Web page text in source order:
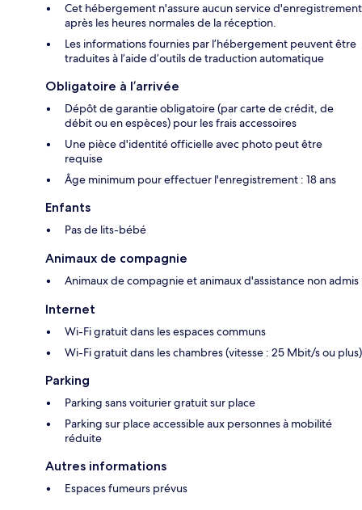
Cet hébergement n'assure aucun service d'enregistrement
après les heures normales de la réception.
Les informations fournies par l’hébergement peuvent être
traduites à l’aide d’outils de traduction automatique
Obligatoire à l’arrivée
Dépôt de garantie obligatoire (par carte de crédit, de
débit ou en espèces) pour les frais accessoires
Une pièce d'identité officielle avec photo peut être
requise
Âge minimum pour effectuer l'enregistrement : 18 ans
Enfants
Pas de lits-bébé
Animaux de compagnie
Animaux de compagnie et animaux d'assistance non admis
Internet
Wi-Fi gratuit dans les espaces communs
Wi-Fi gratuit dans les chambres (vitesse : 25 Mbit/s ou plus)
Parking
Parking sans voiturier gratuit sur place
Parking sur place accessible aux personnes à mobilité
réduite
Autres informations
Espaces fumeurs prévus